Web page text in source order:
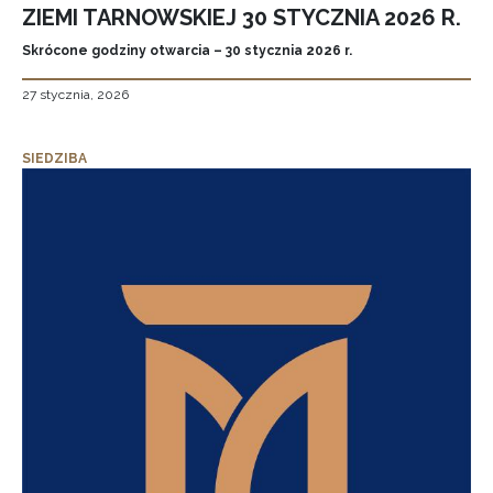
ZIEMI TARNOWSKIEJ 30 STYCZNIA 2026 R.
Skrócone godziny otwarcia – 30 stycznia 2026 r.
27 stycznia, 2026
SIEDZIBA